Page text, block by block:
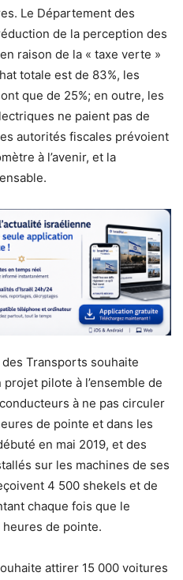
Le Département des
de la perception des
raison de la « taxe verte »
totale est de 83%, les
que de 25%; en outre, les
ne paient pas de
autorités fiscales prévoient
à l’avenir, et la
Transports souhaite
pilote à l’ensemble de
à ne pas circuler
de pointe et dans les
en mai 2019, et des
sur les machines de ses
4 500 shekels et de
chaque fois que le
de pointe.
attirer 15 000 voitures